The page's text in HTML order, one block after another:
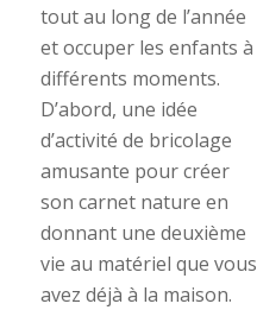
tout au long de l’année
et occuper les enfants à
différents moments.
D’abord, une idée
d’activité de bricolage
amusante pour créer
son carnet nature en
donnant une deuxième
vie au matériel que vous
avez déjà à la maison.